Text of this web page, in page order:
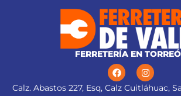
FERRETERÍA EN
Calz. Abastos 227, Esq, Calz Cuitláhuac,